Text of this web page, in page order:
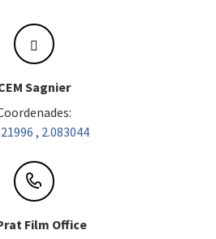
Sagnier
, 2.083044
Film Office